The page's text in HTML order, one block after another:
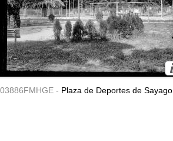
03886FMHGE - Plaza de Deportes de Sayago.